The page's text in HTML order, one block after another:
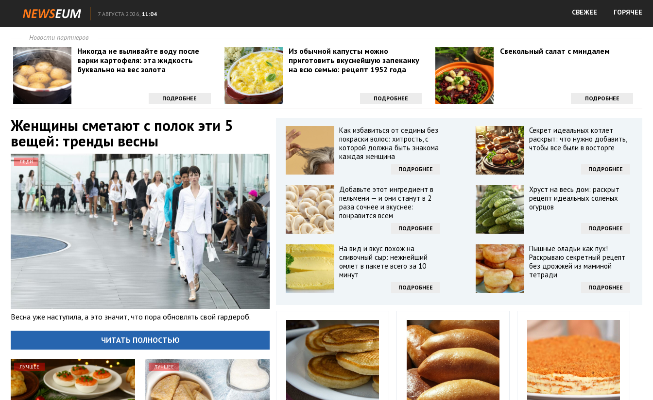
7 АВГУСТА 2026, 11:04 СВЕЖЕЕ ГОРЯЧЕЕ
Новости партнеров
Никогда не выливайте воду после
варки картофеля: эта жидкость
буквально на вес золота
ПОДРОБНЕЕ
Из обычной капусты можно
приготовить вкуснейшую запеканку
на всю семью: рецепт 1952 года
ПОДРОБНЕЕ
Свекольный салат с миндалем
ПОДРОБНЕЕ
Женщины сметают с полок эти 5
вещей: тренды весны
ЛЕДИ
Весна уже наступила, а это значит, что пора обновлять свой гардероб.
ЧИТАТЬ ПОЛНОСТЬЮ
ЛУЧШЕЕ ЛУЧШЕЕ
Как избавиться от седины без
покраски волос: хитрость, с
которой должна быть знакома
каждая женщина
ПОДРОБНЕЕ
Секрет идеальных котлет
раскрыт: что нужно добавить,
чтобы все были в восторге
ПОДРОБНЕЕ
Добавьте этот ингредиент в
пельмени — и они станут в 2
раза сочнее и вкуснее:
понравится всем
ПОДРОБНЕЕ
Хруст на весь дом: раскрыт
рецепт идеальных соленых
огурцов
ПОДРОБНЕЕ
На вид и вкус похож на
сливочный сыр: нежнейший
омлет в пакете всего за 10
минут
ПОДРОБНЕЕ
Пышные оладьи как пух!
Раскрываю секретный рецепт
без дрожжей из маминой
тетради
ПОДРОБНЕЕ